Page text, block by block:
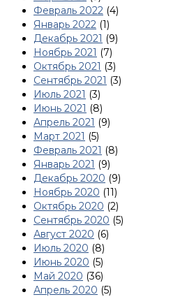
Февраль 2022 (4)
Январь 2022 (1)
Декабрь 2021 (9)
Ноябрь 2021 (7)
Октябрь 2021 (3)
Сентябрь 2021 (3)
Июль 2021 (3)
Июнь 2021 (8)
Апрель 2021 (9)
Март 2021 (5)
Февраль 2021 (8)
Январь 2021 (9)
Декабрь 2020 (9)
Ноябрь 2020 (11)
Октябрь 2020 (2)
Сентябрь 2020 (5)
Август 2020 (6)
Июль 2020 (8)
Июнь 2020 (5)
Май 2020 (36)
Апрель 2020 (5)